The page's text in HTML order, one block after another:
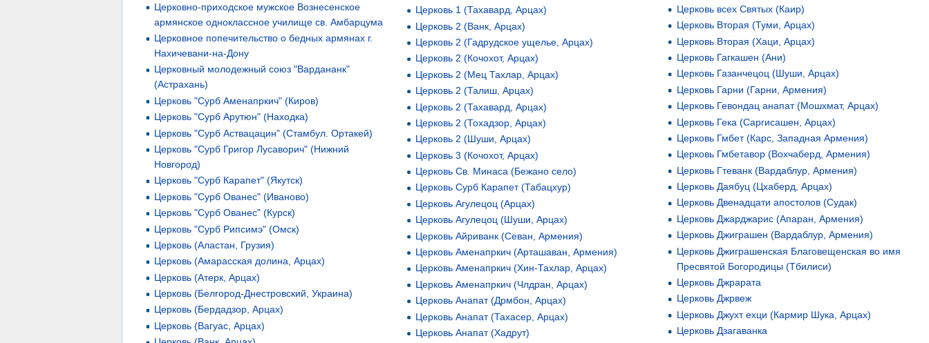
Церковно-приходское мужское Вознесенское
армянское одноклассное училище св. Амбарцума
Церковное попечительство о бедных армянах г.
Нахичевани-на-Дону
Церковный молодежный союз "Вардананк"
(Астрахань)
Церковь "Сурб Аменапркич" (Киров)
Церковь "Сурб Арутюн" (Находка)
Церковь "Сурб Аствацацин" (Стамбул. Ортакей)
Церковь "Сурб Григор Лусаворич" (Нижний
Новгород)
Церковь "Сурб Карапет" (Якутск)
Церковь "Сурб Ованес" (Иваново)
Церковь "Сурб Ованес" (Курск)
Церковь "Сурб Рипсимэ" (Омск)
Церковь (Аластан, Грузия)
Церковь (Амарасская долина, Арцах)
Церковь (Атерк, Арцах)
Церковь (Белгород-Днестровский, Украина)
Церковь (Бердадзор, Арцах)
Церковь (Вагуас, Арцах)
Церковь 1 (Тахавард, Арцах)
Церковь 2 (Ванк, Арцах)
Церковь 2 (Гадрудское ущелье, Арцах)
Церковь 2 (Кочохот, Арцах)
Церковь 2 (Мец Тахлар, Арцах)
Церковь 2 (Талиш, Арцах)
Церковь 2 (Тахавард, Арцах)
Церковь 2 (Тохадзор, Арцах)
Церковь 2 (Шуши, Арцах)
Церковь 3 (Кочохот, Арцах)
Церковь Cв. Минаса (Бежано село)
Церковь Cурб Карапет (Табацхур)
Церковь Агулецоц (Арцах)
Церковь Агулецоц (Шуши, Арцах)
Церковь Айриванк (Севан, Армения)
Церковь Аменапркич (Арташаван, Армения)
Церковь Аменапркич (Хин-Тахлар, Арцах)
Церковь Аменапркич (Члдран, Арцах)
Церковь Анапат (Дрмбон, Арцах)
Церковь Анапат (Тахасер, Арцах)
Церковь Анапат (Хадрут)
Церковь всех Святых (Каир)
Церковь Вторая (Туми, Арцах)
Церковь Вторая (Хаци, Арцах)
Церковь Гагкашен (Ани)
Церковь Газанчецоц (Шуши, Арцах)
Церковь Гарни (Гарни, Армения)
Церковь Гевондац анапат (Мошхмат, Арцах)
Церковь Гека (Саргисашен, Арцах)
Церковь Гмбет (Карс, Западная Армения)
Церковь Гмбетавор (Вохчаберд, Армения)
Церковь Гтеванк (Вардаблур, Армения)
Церковь Даябуц (Цхаберд, Арцах)
Церковь Двенадцати апостолов (Судак)
Церковь Джарджарис (Апаран, Армения)
Церковь Джиграшен (Вардаблур, Армения)
Церковь Джиграшенская Благовещенская во имя
Пресвятой Богородицы (Тбилиси)
Церковь Джрарата
Церковь Джрвеж
Церковь Джухт ехци (Кармир Шука, Арцах)
Церковь Дзагаванка